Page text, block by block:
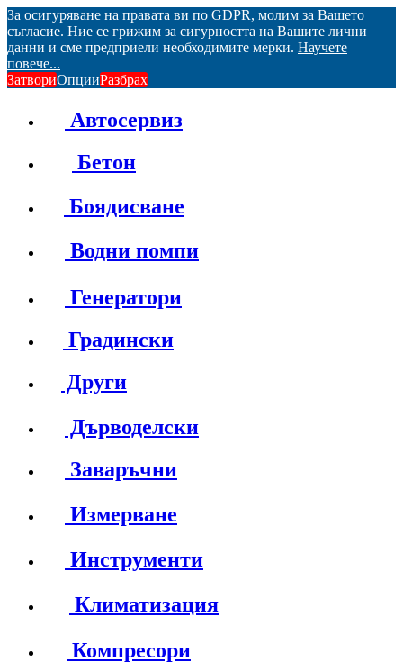
За осигуряване на правата ви по GDPR, молим за Вашето
съгласие. Ние се грижим за сигурността на Вашите лични
данни и сме предприели необходимите мерки. Научете
повече...
ЗатвориОпцииРазбрах
Автосервиз
Бетон
Боядисване
Водни помпи
Генератори
Градински
Други
Дърводелски
Заваръчни
Измерване
Инструменти
Климатизация
Компресори